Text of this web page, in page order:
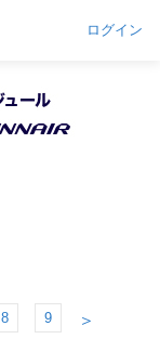
ログイン
8 9 ＞